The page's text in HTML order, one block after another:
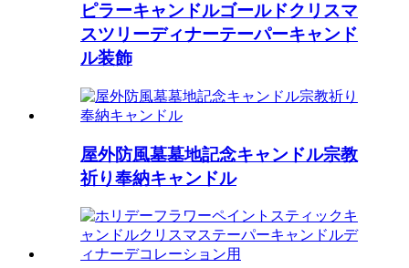
ピラーキャンドルゴールドクリスマ
スツリーディナーテーパーキャンド
ル装飾
屋外防風墓墓地記念キャンドル宗教
祈り奉納キャンドル